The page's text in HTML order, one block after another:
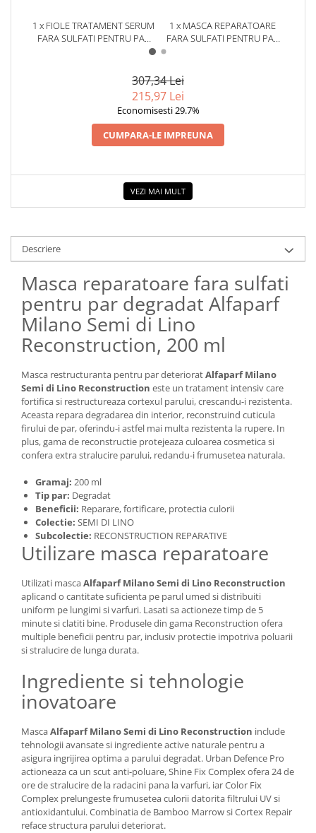
1 x FIOLE TRATAMENT SERUM
FARA SULFATI PENTRU PAR
RECONSTRUCTION, 6 X 13 ML
1 x MASCA REPARATOARE
FARA SULFATI PENTRU PAR
RECONSTRUCTION, 200 ML
307,34 Lei
215,97 Lei
Economisesti 29.7%
CUMPARA-LE IMPREUNA
VEZI MAI MULT
Descriere
Masca reparatoare fara sulfati
pentru par degradat Alfaparf
Milano Semi di Lino
Reconstruction, 200 ml
Masca restructuranta pentru par deterioratAlfaparf Milano
Semi di Lino Reconstruction este un tratament intensiv care
fortifica si restructureaza cortexul parului, crescandu-i rezistenta.
Aceasta repara degradarea din interior, reconstruind cuticula
firului de par, oferindu-i astfel mai multa rezistenta la rupere. In
plus, gama de reconstructie protejeaza culoarea cosmetica si
confera extra stralucire parului, redandu-i frumusetea naturala.
Gramaj: 200 ml
Tip par: Degradat
Beneficii: Reparare, fortificare, protectia culorii
Colectie: SEMI DI LINO
Subcolectie: RECONSTRUCTION REPARATIVE
Utilizare masca reparatoare
Utilizati mascaAlfaparf Milano Semi di Lino Reconstruction
aplicand o cantitate suficienta pe parul umed si distribuiti
uniform pe lungimi si varfuri. Lasati sa actioneze timp de 5
minute si clatiti bine. Produsele din gama Reconstruction ofera
multiple beneficii pentru par, inclusiv protectie impotriva poluarii
si stralucire de lunga durata.
Ingrediente si tehnologie
inovatoare
MascaAlfaparf Milano Semi di Lino Reconstruction include
tehnologii avansate si ingrediente active naturale pentru a
asigura ingrijirea optima a parului degradat. Urban Defence Pro
actioneaza ca un scut anti-poluare, Shine Fix Complex ofera 24 de
ore de stralucire de la radacini pana la varfuri, iar Color Fix
Complex prelungeste frumusetea culorii datorita filtrului UV si
antioxidantului. Combinatia de Bamboo Marrow si Cortex Repair
reface structura parului deteriorat.